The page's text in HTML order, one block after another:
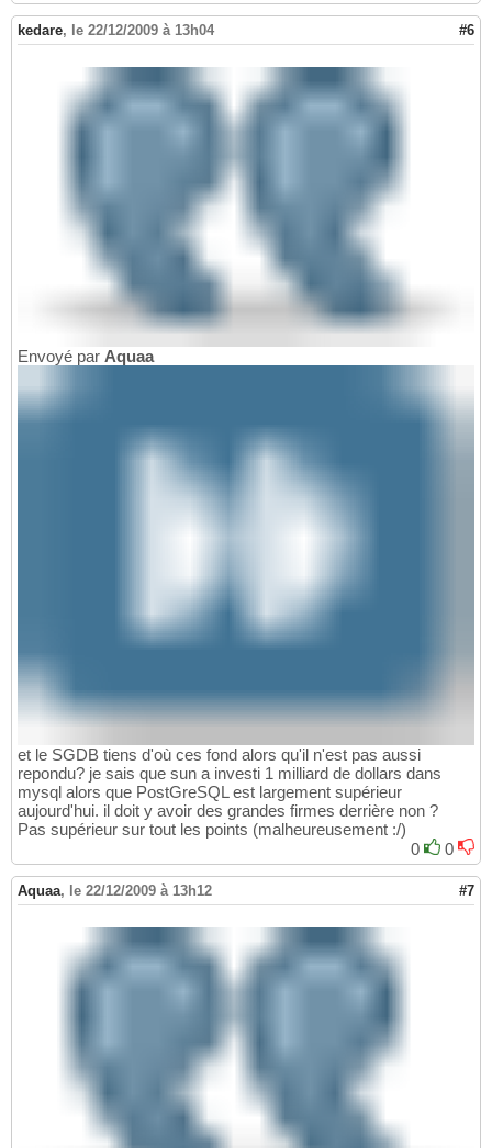
kedare, le 22/12/2009 à 13h04 #6
Envoyé par Aquaa
et le SGDB tiens d'où ces fond alors qu'il n'est pas aussi
repondu? je sais que sun a investi 1 milliard de dollars dans
mysql alors que PostGreSQL est largement supérieur
aujourd'hui. il doit y avoir des grandes firmes derrière non ?
Pas supérieur sur tout les points (malheureusement :/)
0
0
Aquaa, le 22/12/2009 à 13h12 #7